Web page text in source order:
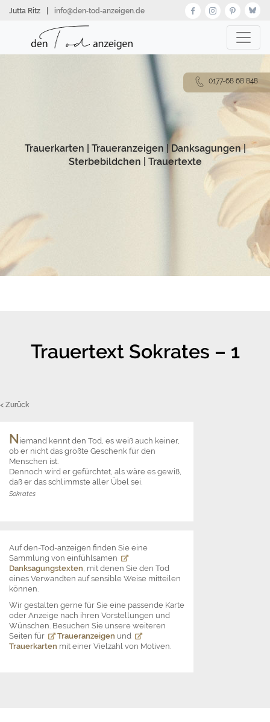
zumJutta Ritz info@den‑tod‑anzeigen.de
Trauerkarten Traueranzeigen |Danksagungen|
Sterbebildchen
Trauertexte
Trauertext Sokrates – 1
< Zurück
N iemand kennt den Tod, es weiß auch keiner,
ob er nicht das größte Geschenk für den
Menschen ist.
Dennoch wird er gefürchtet, als wäre es gewiß,
daß er das schlimmste aller Übel sei.
Sokrates
Auf den-Tod-anzeigen finden Sie eine
Sammlung von einfühlsamen
Danksagungstexten, mit denen Sie den Tod
eines Verwandten auf sensible Weise mitteilen
können.
Wir gestalten gerne für Sie eine passende Karte
oder Anzeige nach ihren Vorstellungen und
Wünschen. Besuchen Sie unsere weiteren
Seiten für
Traueranzeigen und
Trauerkarten mit einer Vielzahl von Motiven.
0177-68 68 848